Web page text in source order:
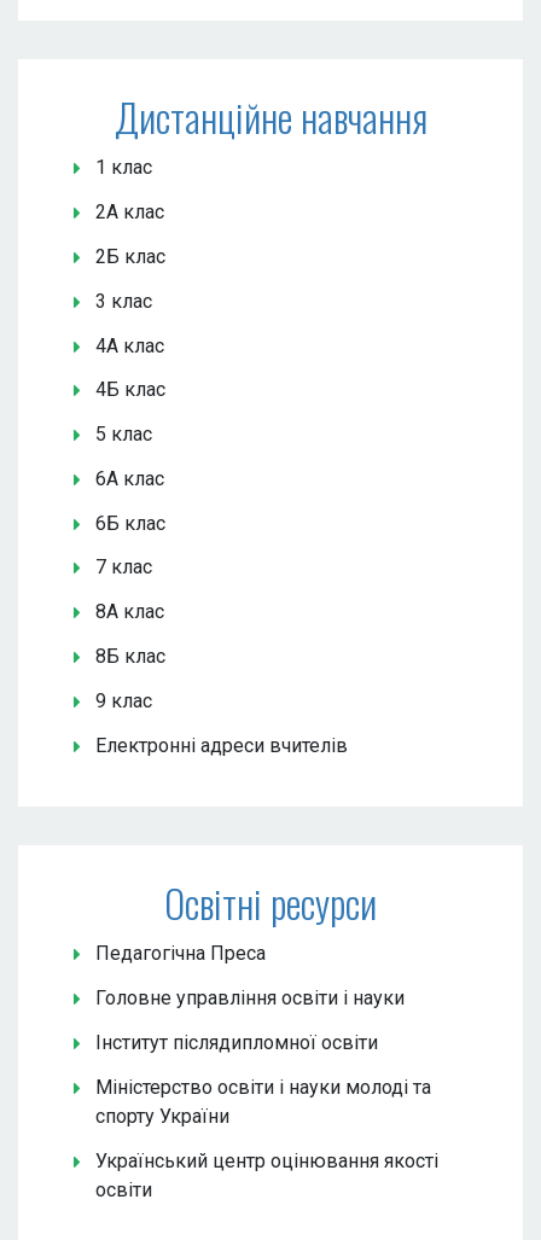
Дистанційне навчання
1 клас
2А клас
2Б клас
3 клас
4А клас
4Б клас
5 клас
6А клас
6Б клас
7 клас
8А клас
8Б клас
9 клас
Електронні адреси вчителів
Освітні ресурси
Педагогічна Преса
Головне управління освіти і науки
Інститут післядипломної освіти
Міністерство освіти і науки молоді та
спорту України
Український центр оцінювання якості
освіти